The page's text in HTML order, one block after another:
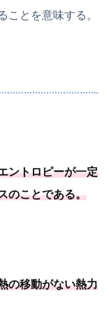
ことを意味する。
ントロピーが一定
のことである。
の移動がない熱力